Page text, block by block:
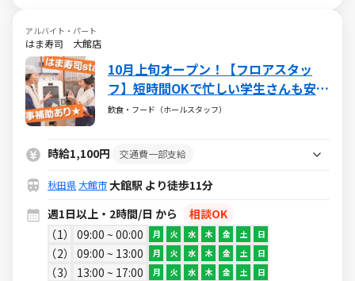
アルバイト・パート
はま寿司 大館店
10月上旬オープン！【フロアスタッ
フ】短時間OKで忙しい学生さんも安
心！＜ご注文はタッチパネルでセルフ
司がお得に食べられる食事補助付
飲食・フード（ホールスタッフ）
時給1,100円 交通費一部支給
秋田県 大館市大館駅 より徒歩11分
週1日以上・2時間/日 から
相談OK
1
09:00 ~ 00:00 月 火 水 木 金 土 日
2 09:00 ~ 13:00 月 火 水 木 金 土 日
3 13:00 ~ 17:00 月 火 水 木 金 土 日